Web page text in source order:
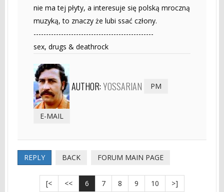
nie ma tej płyty, a interesuje się polską mroczną
muzyką, to znaczy że lubi ssać człony.
------------------------------------------------
sex, drugs & deathrock
AUTHOR:YOSSARIAN PM
E-MAIL
REPLY BACK FORUM MAIN PAGE
[< << 6 7 8 9 10 >]